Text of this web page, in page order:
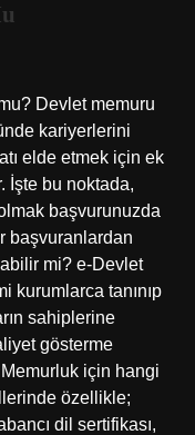
Devlet memuru
kariyerlerini
elde etmek için ek
İşte bu noktada,
başvurunuzda
başvuranlardan
mi? e-Devlet
kurumlarca tanınıp
sahiplerine
gösterme
Memurluk için hangi
özellikle;
dil sertifikası,